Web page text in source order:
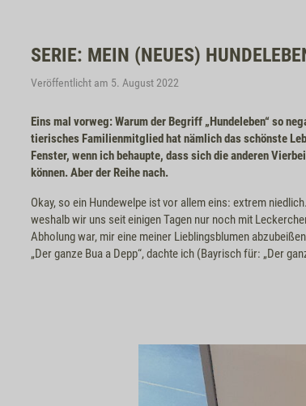
SERIE: MEIN (NEUES)
Veröffentlicht am 5. August 2022
Eins mal vorweg: Warum der Begriff „Hundeleben“ so
tierisches Familienmitglied hat nämlich das schönste
Fenster, wenn ich behaupte, dass sich die anderen
können. Aber der Reihe nach.
Okay, so ein Hundewelpe ist vor allem eins: extrem
weshalb wir uns seit einigen Tagen nur noch mit
Abholung war, mir eine meiner Lieblingsblumen
„Der ganze Bua a Depp“, dachte ich (Bayrisch für: „Der